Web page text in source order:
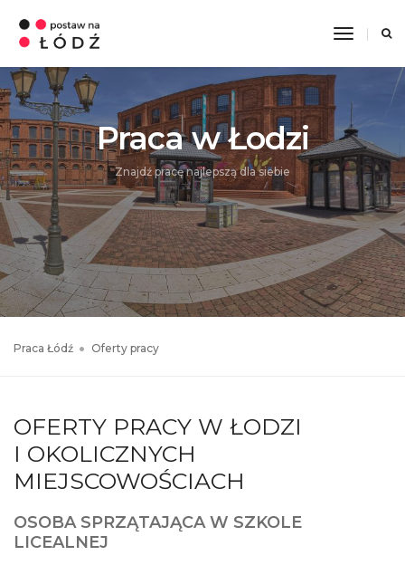
Toggle
Praca w Łodzi
Znajdź pracę najlepszą dla siebie
Praca Łódź Oferty pracy
OFERTY PRACY W ŁODZI
I OKOLICZNYCH
MIEJSCOWOŚCIACH
OSOBA SPRZĄTAJĄCA W SZKOLE
LICEALNEJ